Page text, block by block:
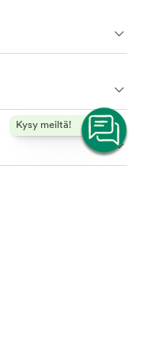
Kysy meiltä!